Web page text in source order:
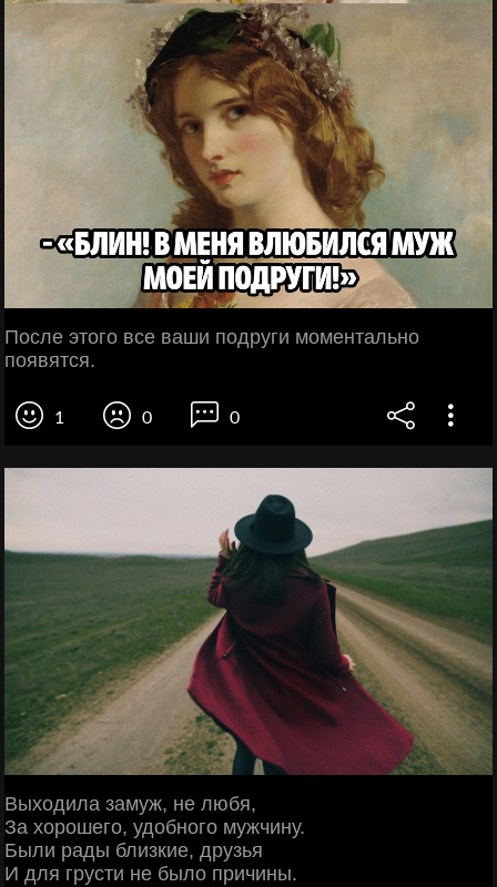
После этого все ваши подруги моментально
появятся.
1 0 0
Выходила замуж, не любя,
За хорошего, удобного мужчину.
Были рады близкие, друзья
И для грусти не было причины.